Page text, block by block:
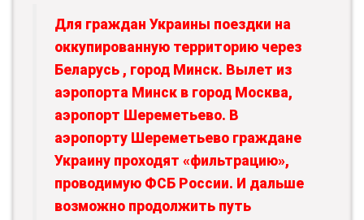
Для граждан Украины поездки на
оккупированную территорию через
Беларусь , город Минск. Вылет из
аэропорта Минск в город Москва,
аэропорт Шереметьево. В
аэропорту Шереметьево граждане
Украину проходят «фильтрацию»,
проводимую ФСБ России. И дальше
возможно продолжить путь